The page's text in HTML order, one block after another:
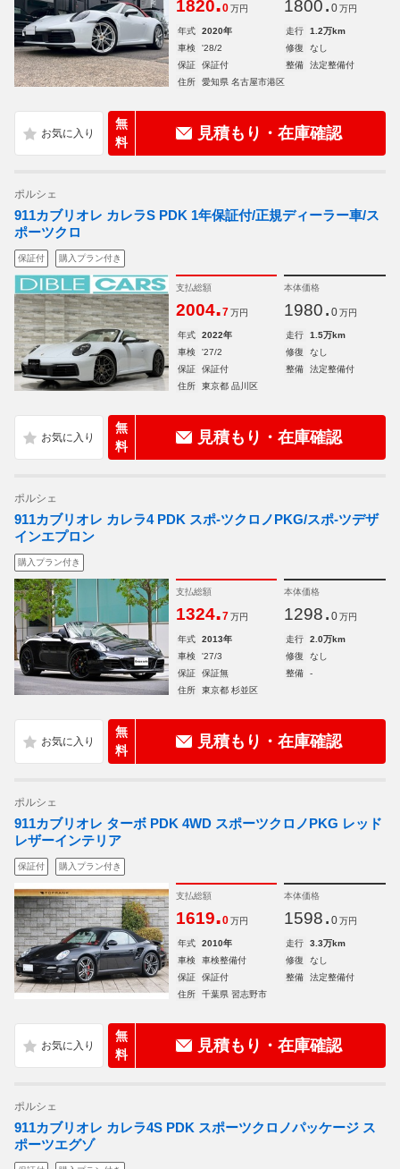
1820 0 万円 1800 0 万円
年式 2020年 走行
1.2万km
車検
'28/2 修復
なし
保証
保証付 整備
法定整備付
住所
愛知県 名古屋市港区
無
料
見積もり・在庫確認
ポルシェ
911カブリオレ カレラS PDK 1年保証付/正規ディーラー車/ス
ポーツクロ
保証付 購入プラン付き
支払総額
2004.7 万円
本体価格
1980. 0 万円
年式 2022年 走行
1.5万km
車検
'27/2 修復
なし
保証
保証付 整備
法定整備付
住所
東京都 品川区
無
料
見積もり・在庫確認
ポルシェ
911カブリオレ カレラ4 PDK スポ-ツクロノPKG/スポ-ツデザ
インエプロン
購入プラン付き
支払総額
1324.7 万円
本体価格
1298. 0 万円
年式 2013年 走行
2.0万km
車検
'27/3 修復
なし
保証
保証無 整備
-
住所
東京都 杉並区
無
料
見積もり・在庫確認
ポルシェ
911カブリオレ ターボ PDK 4WD スポーツクロノPKG レッド
レザーインテリア
保証付 購入プラン付き
支払総額
1619.0 万円
本体価格
1598. 0 万円
年式 2010年 走行
3.3万km
車検
車検整備付 修復
なし
保証
保証付 整備
法定整備付
住所
千葉県 習志野市
無
料
見積もり・在庫確認
ポルシェ
911カブリオレ カレラ4S PDK スポーツクロノパッケージ ス
ポーツエグゾ